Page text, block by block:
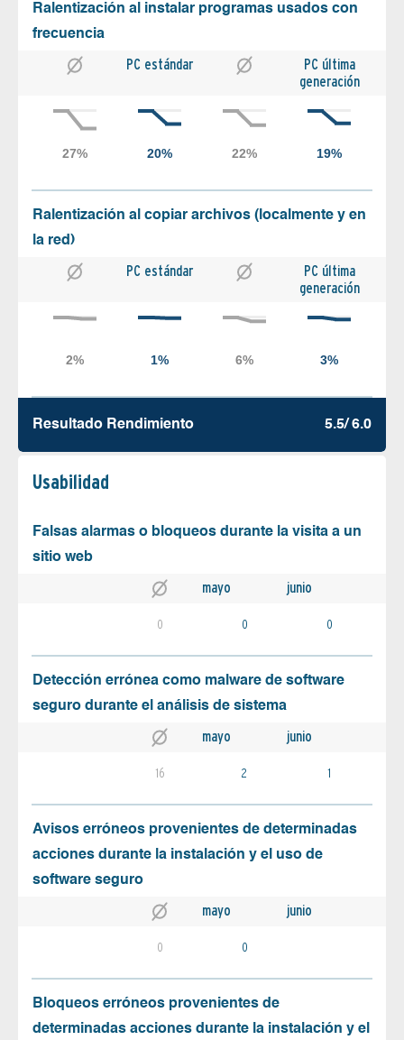
Ralentización al instalar programas usados con
frecuencia
PC estándar
PC última
generación
Ralentización al copiar archivos (localmente y en
la red)
PC estándar
PC última
generación
Resultado Rendimiento 5.5/ 6.0
Usabilidad
Falsas alarmas o bloqueos durante la visita a un
sitio web
mayo junio
0 0 0
Detección errónea como malware de software
seguro durante el análisis de sistema
mayo junio
16 2 1
Avisos erróneos provenientes de determinadas
acciones durante la instalación y el uso de
software seguro
mayo junio
0 0
Bloqueos erróneos provenientes de
determinadas acciones durante la instalación y el